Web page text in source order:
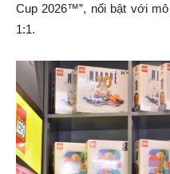
Cup 2026™”, nổi bật với
1:1.